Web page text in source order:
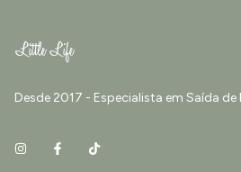
Desde 2017 - Especialista em Saída de